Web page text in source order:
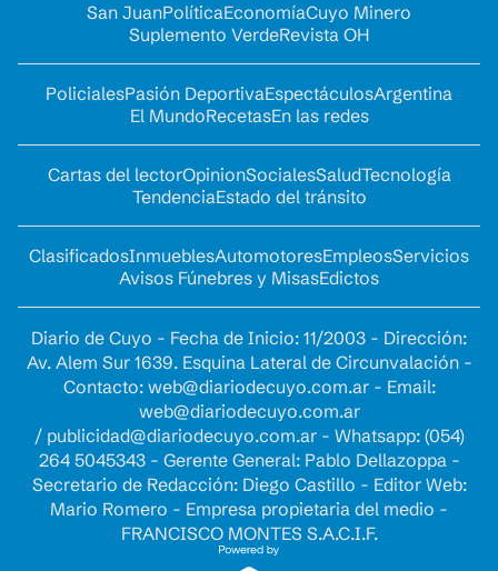
San JuanPolíticaEconomíaCuyo Minero
Suplemento VerdeRevista OH
PolicialesPasión DeportivaEspectáculosArgentina
El MundoRecetasEn las redes
Cartas del lectorOpinionSocialesSaludTecnología
TendenciaEstado del tránsito
ClasificadosInmueblesAutomotoresEmpleosServicios
Avisos Fúnebres y MisasEdictos
Diario de Cuyo - Fecha de Inicio: 11/2003 - Dirección:
Av. Alem Sur 1639. Esquina Lateral de Circunvalación -
Contacto: web@diariodecuyo.com.ar- Email:
web@diariodecuyo.com.ar
/ publicidad@diariodecuyo.com.ar- Whatsapp: (054)
264 5045343 - Gerente General: Pablo Dellazoppa -
Secretario de Redacción: Diego Castillo - Editor Web:
Mario Romero - Empresa propietaria del medio -
FRANCISCO MONTES S.A.C.I.F.